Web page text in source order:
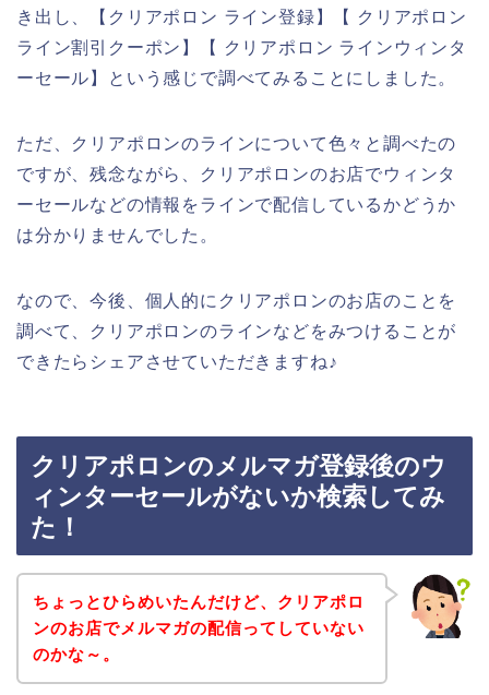
き出し、【クリアポロン ライン登録】【 クリアポロン
ライン割引クーポン】【 クリアポロン ラインウィンタ
ーセール】という感じで調べてみることにしました。
ただ、クリアポロンのラインについて色々と調べたの
ですが、残念ながら、クリアポロンのお店でウィンタ
ーセールなどの情報をラインで配信しているかどうか
は分かりませんでした。
なので、今後、個人的にクリアポロンのお店のことを
調べて、クリアポロンのラインなどをみつけることが
できたらシェアさせていただきますね♪
クリアポロンのメルマガ登録後のウ
ィンターセールがないか検索してみ
た！
ちょっとひらめいたんだけど、クリアポロ
ンのお店でメルマガの配信ってしていない
のかな～。